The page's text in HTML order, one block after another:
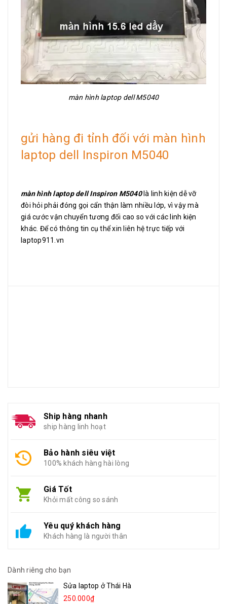
màn hình laptop dell M5040
gửi hàng đi tỉnh đối với màn hình
laptop dell Inspiron M5040
màn hình laptop dell Inspiron M5040 là linh kiện dễ vỡ
đòi hỏi phải đóng gọi cẩn thận làm nhiều lớp, vì vậy mà
giá cước vận chuyển tương đối cao so với các linh kiện
khác. Để có thông tin cụ thể xin liên hệ trực tiếp với
laptop911.vn
Ship hàng nhanh
ship hàng linh hoạt
Bảo hành siêu việt
100% khách hàng hài lòng
Giá Tốt
Khỏi mất công so sánh
Yêu quý khách hàng
Khách hàng là người thân
Dành riêng cho bạn
Sửa laptop ở Thái Hà
250.000₫